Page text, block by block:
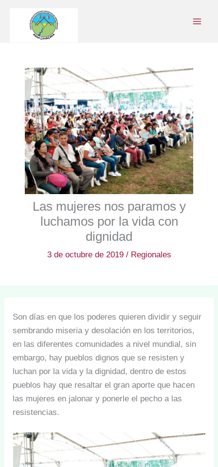
contenido
Las mujeres nos paramos y
luchamos por la vida con
dignidad
3 de octubre de 2019 / Regionales
Son días en que los poderes quieren dividir y seguir
sembrando miseria y desolación en los territorios,
en las diferentes comunidades a nivel mundial, sin
embargo, hay pueblos dignos que se resisten y
luchan por la vida y la dignidad, dentro de estos
pueblos hay que resaltar el gran aporte que hacen
las mujeres en jalonar y ponerle el pecho a las
resistencias.